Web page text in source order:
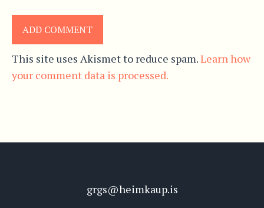
This site uses Akismet to reduce spam.Learn how
your comment data is processed.
grgs@heimkaup.is